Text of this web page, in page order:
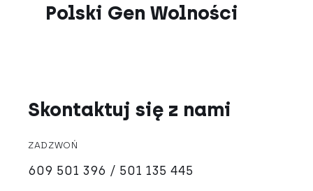
Polski Gen Wolności
Skontaktuj się z nami
ZADZWOŃ
609 501 396 / 501 135 445